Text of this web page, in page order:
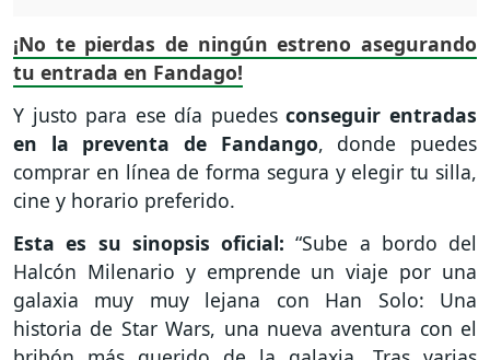
¡No te pierdas de ningún estreno asegurando
tu entrada en Fandago!
Y justo para ese día puedesconseguir entradas
en la preventa de Fandango, donde puedes
comprar en línea de forma segura y elegir tu silla,
cine y horario preferido.
Esta es su sinopsis oficial: “Sube a bordo del
Halcón Milenario y emprende un viaje por una
galaxia muy muy lejana con Han Solo: Una
historia de Star Wars, una nueva aventura con el